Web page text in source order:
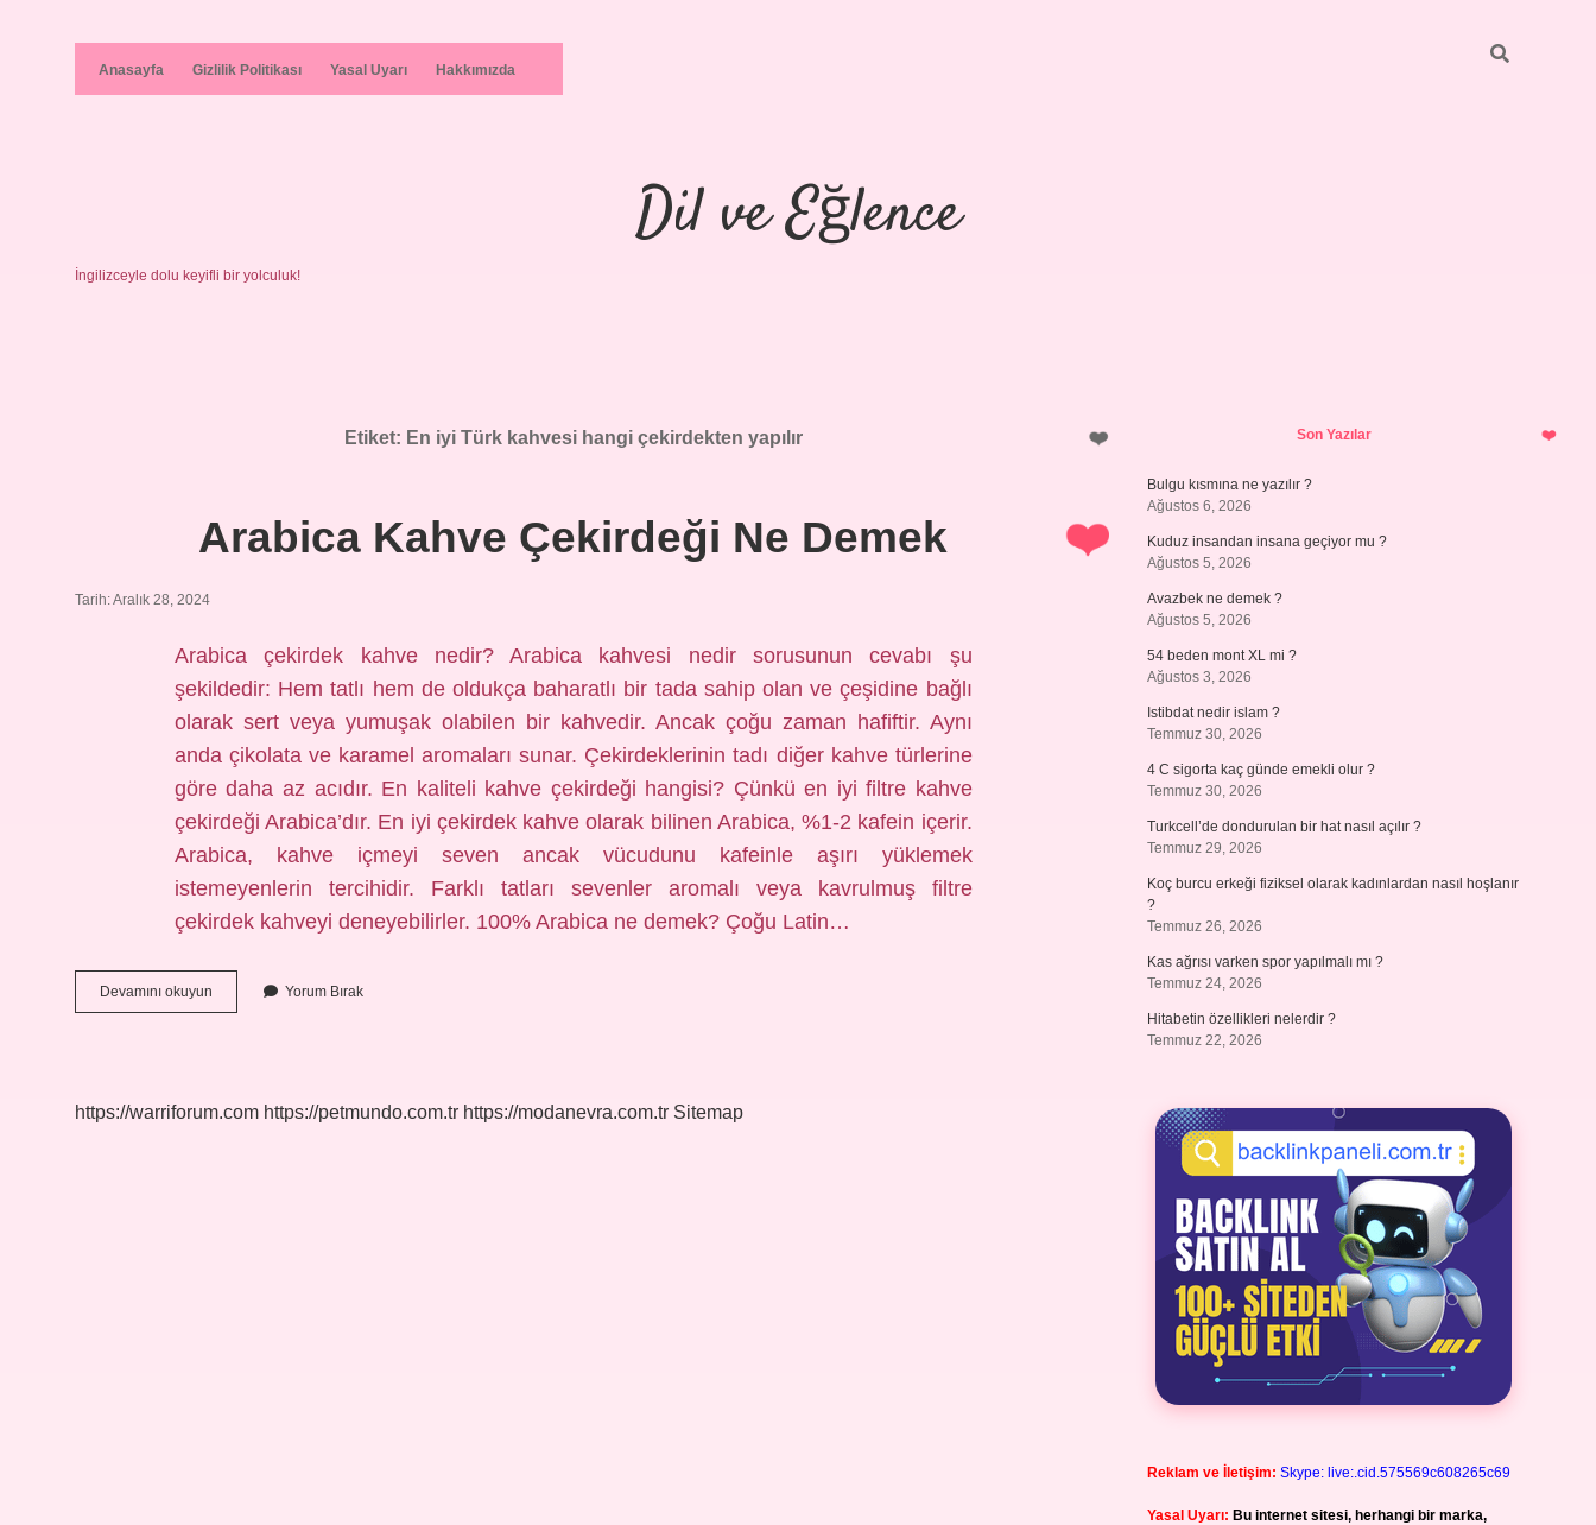
Anasayfa Gizlilik Politikası Yasal Uyarı Hakkımızda
Dil ve Eğlence
İngilizceyle dolu keyifli bir yolculuk!
Etiket: En iyi Türk kahvesi hangi çekirdekten yapılır
Arabica Kahve Çekirdeği Ne Demek
Tarih: Aralık 28, 2024
Arabica çekirdek kahve nedir? Arabica kahvesi nedir sorusunun cevabı şu
şekildedir: Hem tatlı hem de oldukça baharatlı bir tada sahip olan ve çeşidine bağlı
olarak sert veya yumuşak olabilen bir kahvedir. Ancak çoğu zaman hafiftir. Aynı
anda çikolata ve karamel aromaları sunar. Çekirdeklerinin tadı diğer kahve türlerine
göre daha az acıdır. En kaliteli kahve çekirdeği hangisi? Çünkü en iyi filtre kahve
çekirdeği Arabica’dır. En iyi çekirdek kahve olarak bilinen Arabica, %1-2 kafein içerir.
Arabica, kahve içmeyi seven ancak vücudunu kafeinle aşırı yüklemek
istemeyenlerin tercihidir. Farklı tatları sevenler aromalı veya kavrulmuş filtre
çekirdek kahveyi deneyebilirler. 100% Arabica ne demek? Çoğu Latin…
Devamını okuyun
Kahve
Yorum Bırak
https://warriforum.com https://petmundo.com.tr https://modanevra.com.tr Sitemap
SidebarSon Yazılar
Bulgu kısmına ne yazılır ?
Ağustos 6, 2026
Kuduz insandan insana geçiyor mu ?
Ağustos 5, 2026
Avazbek ne demek ?
Ağustos 5, 2026
54 beden mont XL mi ?
Ağustos 3, 2026
Istibdat nedir islam ?
Temmuz 30, 2026
4 C sigorta kaç günde emekli olur ?
Temmuz 30, 2026
Turkcell’de dondurulan bir hat nasıl açılır ?
Temmuz 29, 2026
Koç burcu erkeği fiziksel olarak kadınlardan nasıl hoşlanır
?
Temmuz 26, 2026
Kas ağrısı varken spor yapılmalı mı ?
Temmuz 24, 2026
Hitabetin özellikleri nelerdir ?
Temmuz 22, 2026
Reklam ve İletişim: Skype: live:.cid.575569c608265c69
Yasal Uyarı: Bu internet sitesi, herhangi bir marka,